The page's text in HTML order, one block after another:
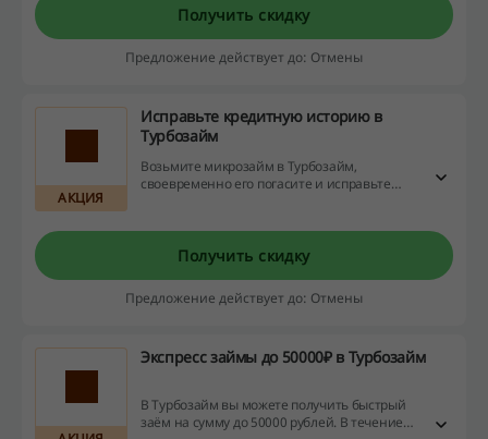
Получить скидку
Предложение действует до: Отмены
АКЦИЯ
Исправьте кредитную историю в
Турбозайм
Возьмите микрозайм в Турбозайм,
своевременно его погасите и исправьте
воспользуйтесь выгодным предложением
прямо сейчас!
Получить скидку
Предложение действует до: Отмены
Экспресс займы до 50000₽ в Турбозайм
В Турбозайм вы можете получить быстрый
заём на сумму до 50000 рублей. В течение